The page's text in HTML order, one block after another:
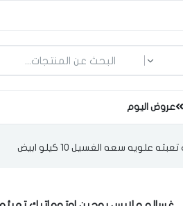
عروض اليوم
سعه الغسيل 10 كيلو ابيض
ما الذي تبحث عنه؟